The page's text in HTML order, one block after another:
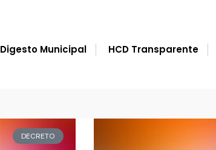
Digesto Municipal HCD Transparente
DECRETO